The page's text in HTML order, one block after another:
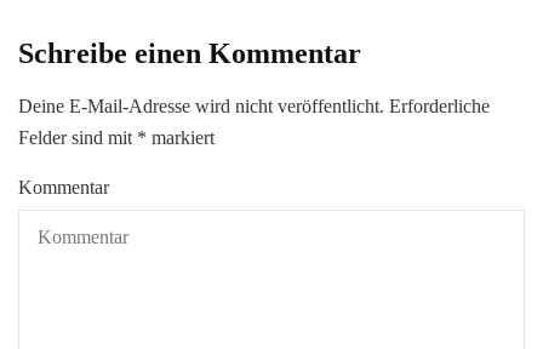
Schreibe einen Kommentar
Deine E-Mail-Adresse wird nicht veröffentlicht. Erforderliche
Felder sind mit * markiert
Kommentar